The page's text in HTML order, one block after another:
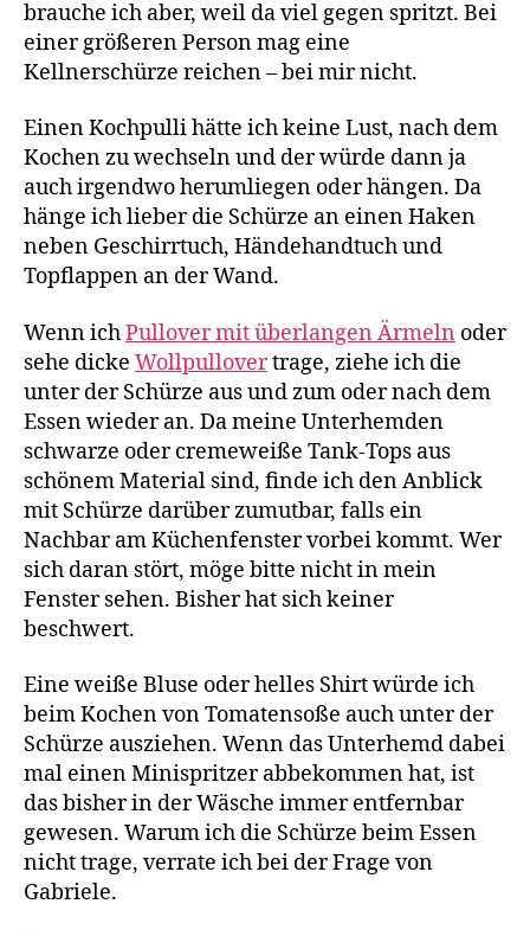
brauche ich aber, weil da viel gegen spritzt. Bei
einer größeren Person mag eine
Kellnerschürze reichen – bei mir nicht.
Einen Kochpulli hätte ich keine Lust, nach dem
Kochen zu wechseln und der würde dann ja
auch irgendwo herumliegen oder hängen. Da
hänge ich lieber die Schürze an einen Haken
neben Geschirrtuch, Händehandtuch und
Topflappen an der Wand.
Wenn ichPullover mit überlangen Ärmeln oder
sehe dicke Wollpullovertrage, ziehe ich die
unter der Schürze aus und zum oder nach dem
Essen wieder an. Da meine Unterhemden
schwarze oder cremeweiße Tank-Tops aus
schönem Material sind, finde ich den Anblick
mit Schürze darüber zumutbar, falls ein
Nachbar am Küchenfenster vorbei kommt. Wer
sich daran stört, möge bitte nicht in mein
Fenster sehen. Bisher hat sich keiner
beschwert.
Eine weiße Bluse oder helles Shirt würde ich
beim Kochen von Tomatensoße auch unter der
Schürze ausziehen. Wenn das Unterhemd dabei
mal einen Minispritzer abbekommen hat, ist
das bisher in der Wäsche immer entfernbar
gewesen. Warum ich die Schürze beim Essen
nicht trage, verrate ich bei der Frage von
Gabriele.